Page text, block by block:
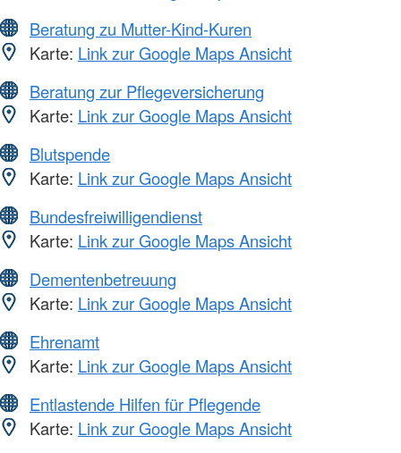
Beratung zu Mutter-Kind-Kuren
Karte: Link zur Google Maps Ansicht
Beratung zur Pflegeversicherung
Karte: Link zur Google Maps Ansicht
Blutspende
Karte: Link zur Google Maps Ansicht
Bundesfreiwilligendienst
Karte: Link zur Google Maps Ansicht
Dementenbetreuung
Karte: Link zur Google Maps Ansicht
Ehrenamt
Karte: Link zur Google Maps Ansicht
Entlastende Hilfen für Pflegende
Karte: Link zur Google Maps Ansicht